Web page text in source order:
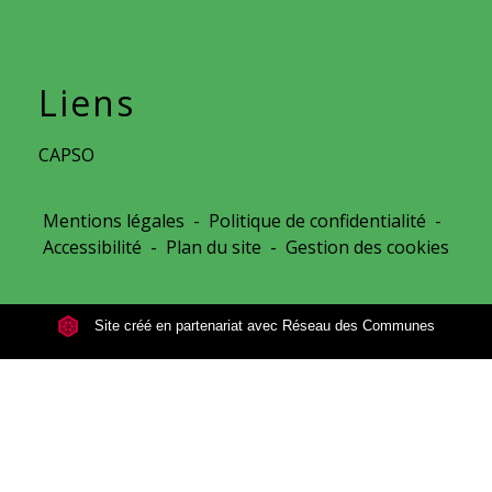
Liens
CAPSO
Mentions légales - Politique de confidentialité -
Accessibilité - Plan du site - Gestion des cookies
Site créé en partenariat avec Réseau des Communes